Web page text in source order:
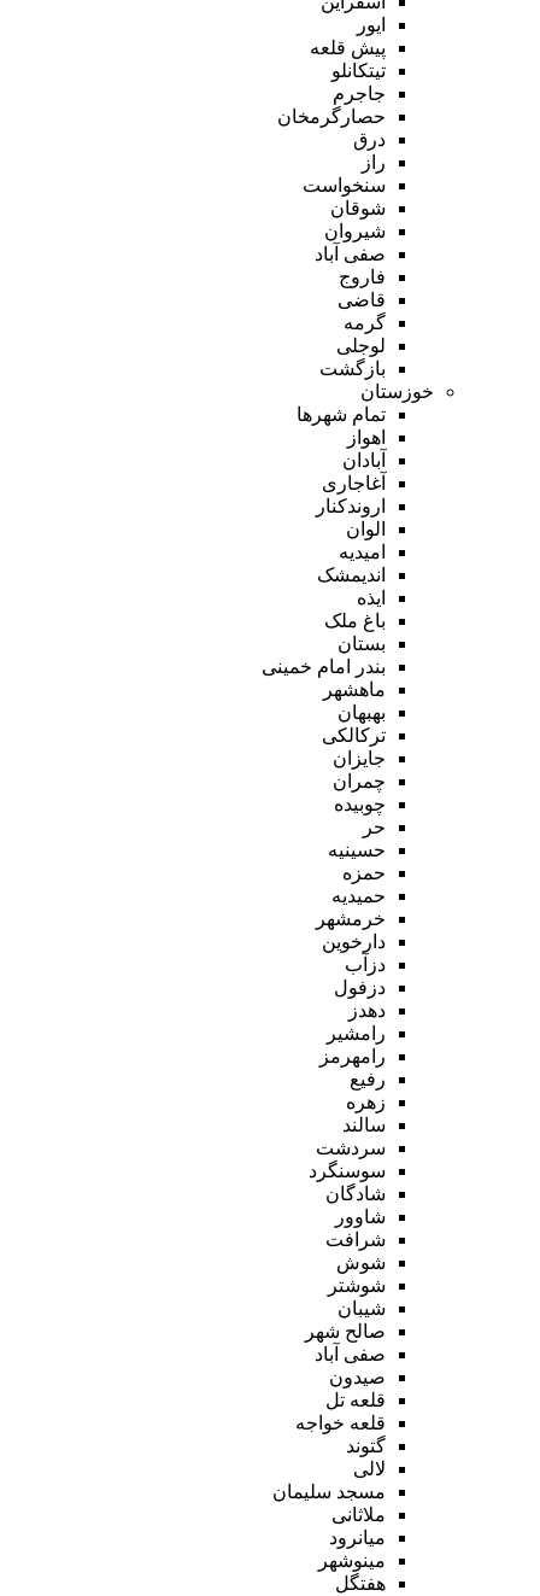
ایور
پیش قلعه
تیتکانلو
جاجرم
حصارگرمخان
درق
راز
سنخواست
شوقان
شیروان
صفی آباد
فاروج
قاضی
گرمه
لوجلی
بازگشت
خوزستان
تمام شهر‌ها
اهواز
آبادان
آغاجاری
اروندکنار
الوان
امیدیه
اندیمشک
ایذه
باغ ملک
بستان
بندر امام خمینی
ماهشهر
بهبهان
ترکالکی
جایزان
چمران
چوبیده
حر
حسینیه
حمزه
حمیدیه
خرمشهر
دارخوین
دزآب
دزفول
دهدز
رامشیر
رامهرمز
رفیع
زهره
سالند
سردشت
سوسنگرد
شادگان
شاوور
شرافت
شوش
شوشتر
شیبان
صالح شهر
صفی آباد
صیدون
قلعه تل
قلعه خواجه
گتوند
لالی
مسجد سلیمان
ملاثانی
میانرود
مینوشهر
هفتگل